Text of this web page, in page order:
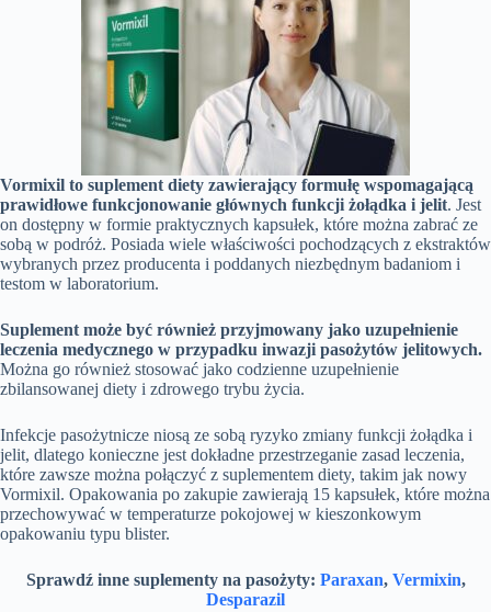
Vormixil to suplement diety zawierający formułę wspomagającą
prawidłowe funkcjonowanie głównych funkcji żołądka i jelit. Jest
on dostępny w formie praktycznych kapsułek, które można zabrać ze
sobą w podróż. Posiada wiele właściwości pochodzących z ekstraktów
wybranych przez producenta i poddanych niezbędnym badaniom i
testom w laboratorium.
Suplement może być również przyjmowany jako uzupełnienie
leczenia medycznego w przypadku inwazji pasożytów jelitowych.
Można go również stosować jako codzienne uzupełnienie
zbilansowanej diety i zdrowego trybu życia.
Infekcje pasożytnicze niosą ze sobą ryzyko zmiany funkcji żołądka i
jelit, dlatego konieczne jest dokładne przestrzeganie zasad leczenia,
które zawsze można połączyć z suplementem diety, takim jak nowy
Vormixil. Opakowania po zakupie zawierają 15 kapsułek, które można
przechowywać w temperaturze pokojowej w kieszonkowym
opakowaniu typu blister.
Sprawdź inne suplementy na pasożyty: Paraxan, Vermixin,
Desparazil